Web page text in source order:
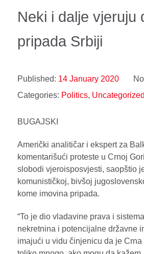
Neki i dalje vjeruju
pripada Srbiji
Published: 14 January 2020
Categories: Politics, Uncategorized
BUGAJSKI
Američki analitičar i ekspert za
komentarišući proteste u Crnoj
slobodi vjeroisposvjesti, saopštio
komunističkoj, bivšoj
kome imovina pripada.
“To je dio vladavine prava i
nekretnina i potencijalne državne
imajući u vidu činjenicu da je Crna